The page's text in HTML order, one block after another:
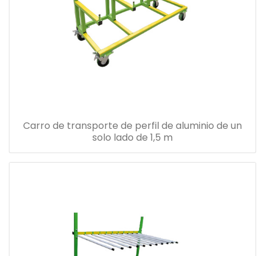
Carro de transporte de perfil de aluminio de un
solo lado de 1,5 m